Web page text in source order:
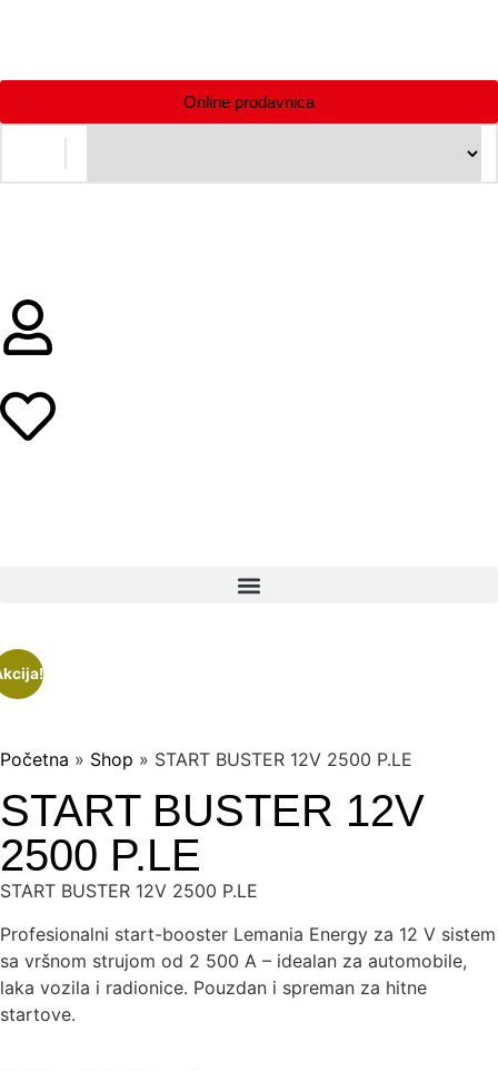
Online prodavnica
Početna » Shop » START BUSTER 12V 2500 P.LE
START BUSTER 12V
2500 P.LE
START BUSTER 12V 2500 P.LE
Profesionalni start-booster Lemania Energy za 12 V sistem
sa vršnom strujom od 2 500 A – idealan za automobile,
laka vozila i radionice. Pouzdan i spreman za hitne
startove.